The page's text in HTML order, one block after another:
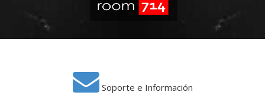
Soporte e Información